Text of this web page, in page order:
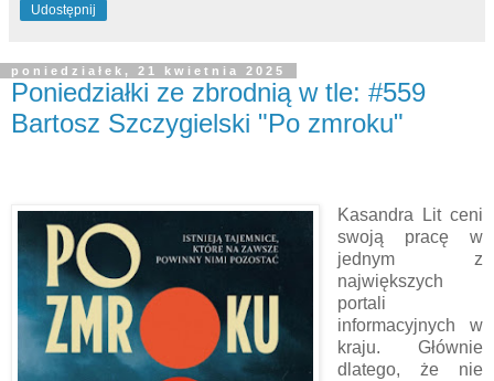
Udostępnij
poniedziałek, 21 kwietnia 2025
Poniedziałki ze zbrodnią w tle: #559
Bartosz Szczygielski "Po zmroku"
Kasandra Lit ceni
swoją pracę w
jednym z
największych
portali
informacyjnych w
kraju. Głównie
dlatego, że nie